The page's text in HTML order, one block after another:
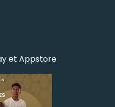
et Appstore